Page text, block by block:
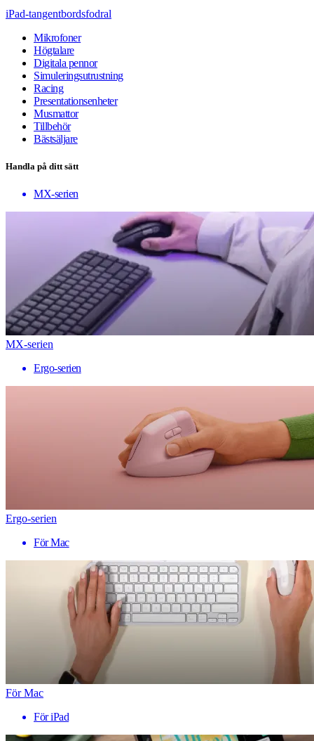
iPad-tangentbordsfodral
Mikrofoner
Högtalare
Digitala pennor
Simuleringsutrustning
Racing
Presentationsenheter
Musmattor
Tillbehör
Bästsäljare
Handla på ditt sätt
MX-serien
MX-serien
Ergo-serien
Ergo-serien
För Mac
För Mac
För iPad